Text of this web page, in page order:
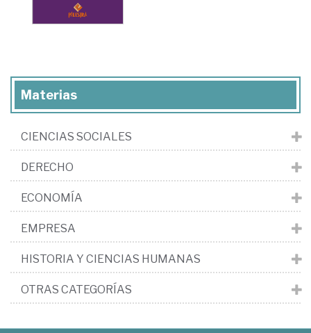
Materias
CIENCIAS SOCIALES
DERECHO
ECONOMÍA
EMPRESA
HISTORIA Y CIENCIAS HUMANAS
OTRAS CATEGORÍAS